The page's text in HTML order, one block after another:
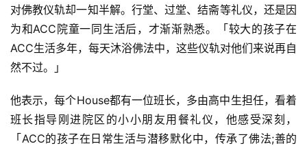
资
讯
对佛教仪轨却一知半解。行堂、过堂、结斋等礼仪，还是因
为和ACC院童一同生活后，才渐渐熟悉。「较大的孩子在
ACC生活多年，每天沐浴佛法中，这些仪轨对他们来说再自
然不过。」
他表示，每个House都有一位班长，多由高中生担任，看着
班长指导刚进院区的小小朋友用餐礼仪，他感受深刻，
「ACC的孩子在日常生活与潜移默化中，传承了佛法;善的